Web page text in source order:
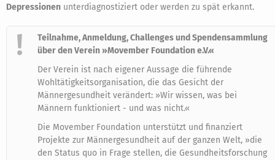
Depressionen unterdiagnostiziert oder werden zu spät erkannt.
Teilnahme, Anmeldung, Challenges und Spendensammlung
über den Verein »Movember Foundation e.V.«
Der Verein ist nach eigener Aussage die führende
Wohltätigkeitsorganisation, die das Gesicht der
Männergesundheit verändert: »Wir wissen, was bei
Männern funktioniert - und was nicht.«
Die Movember Foundation unterstützt und finanziert
Projekte zur Männergesundheit auf der ganzen Welt, »die
den Status quo in Frage stellen, die Gesundheitsforschung